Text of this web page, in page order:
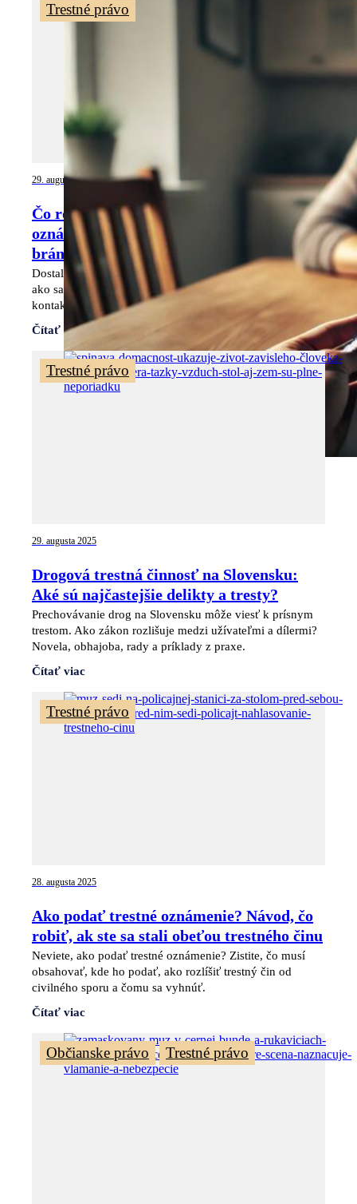
Trestné právo
29. augusta 2025
Čo robiť, keď je na vás podané trestné
oznámenie? Práva, povinnosti a ako sa
brániť
Dostali ste predvolanie na políciu? Zistite, čo to znamená,
ako sa brániť proti krivému obvineniu a prečo nečakať s
kontaktovaním právnika.
Čítať viac
Trestné právo
29. augusta 2025
Drogová trestná činnosť na Slovensku:
Aké sú najčastejšie delikty a tresty?
Prechovávanie drog na Slovensku môže viesť k prísnym
trestom. Ako zákon rozlišuje medzi užívateľmi a dílermi?
Novela, obhajoba, rady a príklady z praxe.
Čítať viac
Trestné právo
28. augusta 2025
Ako podať trestné oznámenie? Návod, čo
robiť, ak ste sa stali obeťou trestného činu
Neviete, ako podať trestné oznámenie? Zistite, čo musí
obsahovať, kde ho podať, ako rozlíšiť trestný čin od
civilného sporu a čomu sa vyhnúť.
Čítať viac
Občianske právo , Trestné právo